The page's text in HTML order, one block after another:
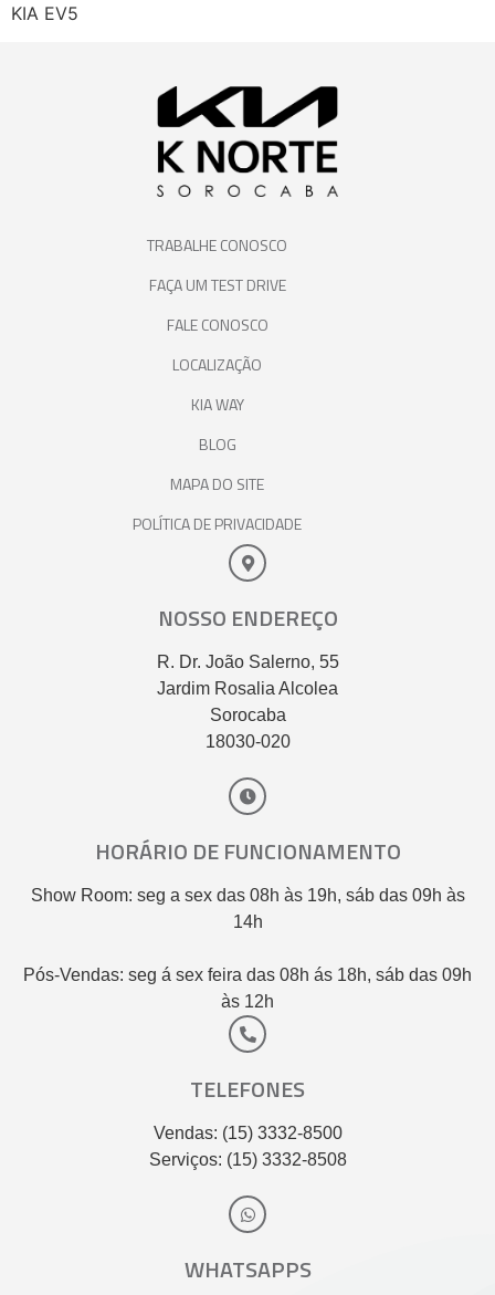
KIA EV5
TRABALHE CONOSCO
FAÇA UM TEST DRIVE
FALE CONOSCO
LOCALIZAÇÃO
KIA WAY
BLOG
MAPA DO SITE
POLÍTICA DE PRIVACIDADE
NOSSO ENDEREÇO
R. Dr. João Salerno, 55
Jardim Rosalia Alcolea
Sorocaba
18030-020
HORÁRIO DE FUNCIONAMENTO
Show Room: seg a sex das 08h às 19h, sáb das 09h às
14h
Pós-Vendas: seg á sex feira das 08h ás 18h, sáb das 09h
às 12h
TELEFONES
Vendas: (15) 3332-8500
Serviços: (15) 3332-8508
WHATSAPPS